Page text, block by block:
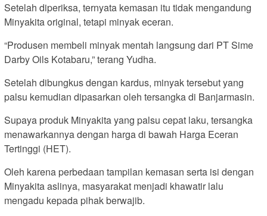
Setelah diperiksa, ternyata kemasan itu tidak mengandung
Minyakita original, tetapi minyak eceran.
“Produsen membeli minyak mentah langsung dari PT Sime
Darby Oils Kotabaru,” terang Yudha.
Setelah dibungkus dengan kardus, minyak tersebut yang
palsu kemudian dipasarkan oleh tersangka di Banjarmasin.
Supaya produk Minyakita yang palsu cepat laku, tersangka
menawarkannya dengan harga di bawah Harga Eceran
Tertinggi (HET).
Oleh karena perbedaan tampilan kemasan serta isi dengan
Minyakita aslinya, masyarakat menjadi khawatir lalu
mengadu kepada pihak berwajib.